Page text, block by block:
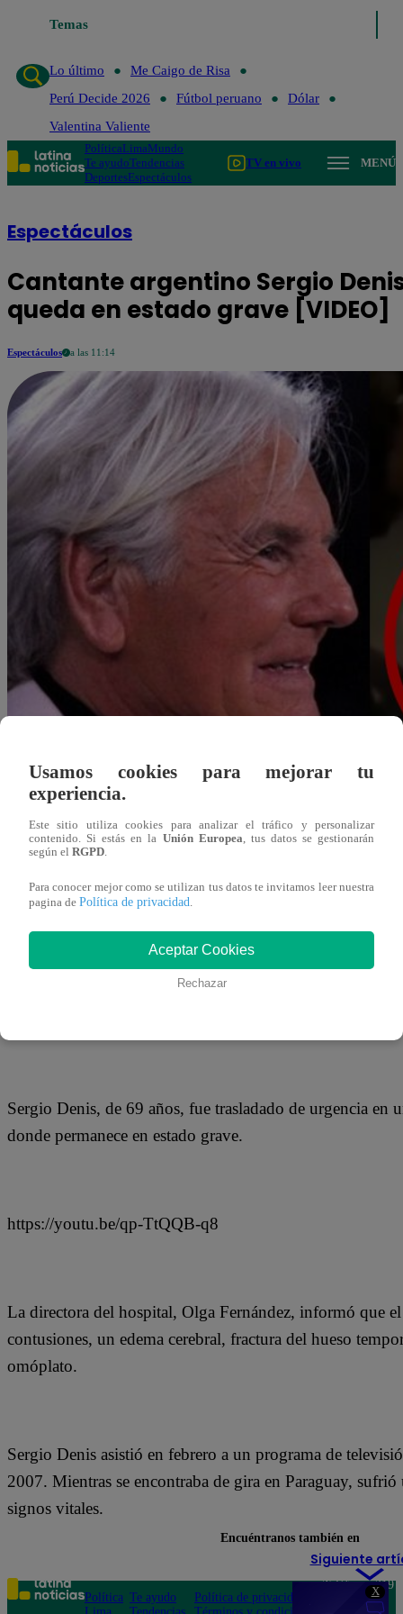
X
Temas
Lo último
Me Caigo de Risa
Perú Decide 2026
Fútbol peruano
Dólar
Valentina Valiente
PolíticaLimaMundo
Te ayudoTendencias
DeportesEspectáculos
TV en vivo MENÚ
Espectáculos
Cantante argentino Sergio
queda en estado grave [VIDEO]
Espectáculos a las 11:14
Redacción Latina
Tucumán y quedó internado en un hospital. El músico
despedirme” cuando sufrió una fuerte caída.
Sergio Denis, de 69 años, fue trasladado de urgencia en
donde permanece en estado grave.
https://youtu.be/qp-TtQQB-q8
La directora del hospital, Olga Fernández, informó que
contusiones, un edema cerebral, fractura del hueso
omóplato.
Sergio Denis asistió en febrero a un programa de
2007. Mientras se encontraba de gira en Paraguay,
signos vitales.
Siguiente
Usamos cookies para mejorar tu
experiencia.
Este sitio utiliza cookies para analizar el tráfico y personalizar
contenido. Si estás en la Unión Europea , tus datos se gestionarán
según el RGPD
Para conocer mejor como se utilizan tus datos te invitamos leer nuestra
pagina de Política de privacidad
Aceptar Cookies
Rechazar
Encuéntranos también en
Política Te ayudo
Política de privacidad
Teléfono: 219